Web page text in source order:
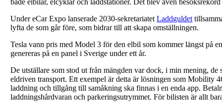
både elbilar, elcyklar och laddstationer. Det blev även
Under eCar Expo lanserade 2030-sekretariatetLaddguldet
lyfta de som går före, som bidrar till att skapa omställningen.
Tesla vann pris med Model 3 för den elbil som kommer längst på
genereras på en panel i Sverige under ett år.
De utställare som stod ut från mängden var dock, i min mening,
eldriven transport. Ett exempel är detta är lösningen som
laddning och tillgång till samåkning ska finnas i en enda app.
laddningshårdvaran och parkeringsutrymmet. För bilisten är allt